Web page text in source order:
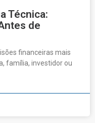
Técnica:
de
financeiras mais
família, investidor ou